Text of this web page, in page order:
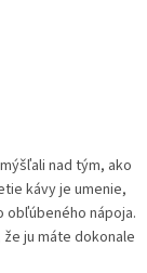
nad tým, ako
kávy je umenie,
nápoja.
ju máte dokonale